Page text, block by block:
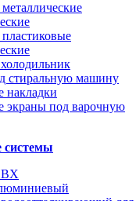
стиральную машину
накладки
экраны под варочную
системы